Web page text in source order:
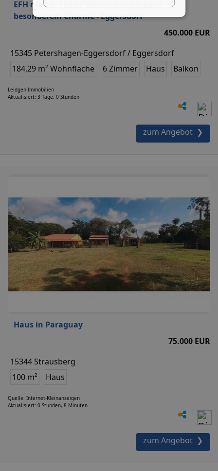
EFH mit ca. 184 m² Wohnfläche & ganz
besonderem Charme - Eggersdorf
450.000 EUR
15345 Petershagen-Eggersdorf / Eggersdorf
184,29 m² Wohnfläche
6 Zimmer Haus Balkon
Leidgen Immobilien
Aktualisiert: 3 Tage, 0 Stunden
zum Angebot ❯
Haus in Paraguay
75.000 EUR
15344 Strausberg
100 m²
Haus
Quelle: Internet-Kleinanzeigen
Aktualisiert: 0 Stunden, 8 Minuten
zum Angebot ❯